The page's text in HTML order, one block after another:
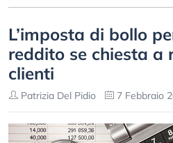
L’imposta di bollo
reddito se chiesta a
clienti
Patrizia Del Pidio 7 Febbraio